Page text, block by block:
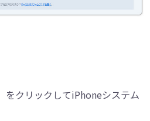
をクリックしてiPhoneシステム